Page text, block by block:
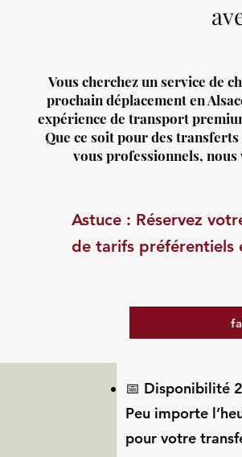
Vous cherchez un service de
prochain déplacement en
expérience de transport
Que ce soit pour des
vous professionnels,
Astuce : Réservez
de tarifs préférentiels
📅 Disponibilité
Peu importe
pour votre